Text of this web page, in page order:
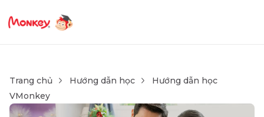
Trang chủ Hướng dẫn học
Hướng dẫn học
VMonkey